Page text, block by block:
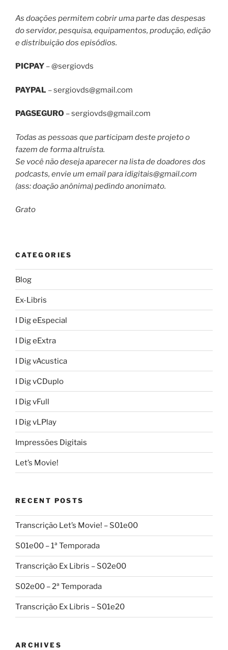
As doações permitem cobrir uma parte das despesas
do servidor, pesquisa, equipamentos, produção, edição
e distribuição dos episódios.
PICPAY – @sergiovds
PAYPAL –sergiovds@gmail.com
PAGSEGURO –sergiovds@gmail.com
Todas as pessoas que participam deste projeto o
fazem de forma altruísta.
Se você não deseja aparecer na lista de doadores dos
podcasts, envie um email paraidigitais@gmail.com
(ass: doação anônima) pedindo anonimato.
Grato
CATEGORIES
Blog
Ex-Libris
I Dig eEspecial
I Dig eExtra
I Dig vAcustica
I Dig vCDuplo
I Dig vFull
I Dig vLPlay
Impressões Digitais
Let’s Movie!
RECENT POSTS
Transcrição Let’s Movie! – S01e00
S01e00 – 1ª Temporada
Transcrição Ex Libris – S02e00
S02e00 – 2ª Temporada
Transcrição Ex Libris – S01e20
ARCHIVES